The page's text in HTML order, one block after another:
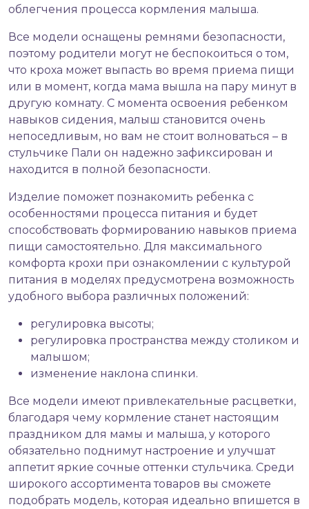
облегчения процесса кормления малыша.
Все модели оснащены ремнями безопасности,
поэтому родители могут не беспокоиться о том,
что кроха может выпасть во время приема пищи
или в момент, когда мама вышла на пару минут в
другую комнату. С момента освоения ребенком
навыков сидения, малыш становится очень
непоседливым, но вам не стоит волноваться – в
стульчике Пали он надежно зафиксирован и
находится в полной безопасности.
Изделие поможет познакомить ребенка с
особенностями процесса питания и будет
способствовать формированию навыков приема
пищи самостоятельно. Для максимального
комфорта крохи при ознакомлении с культурой
питания в моделях предусмотрена возможность
удобного выбора различных положений:
регулировка высоты;
регулировка пространства между столиком и
малышом;
изменение наклона спинки.
Все модели имеют привлекательные расцветки,
благодаря чему кормление станет настоящим
праздником для мамы и малыша, у которого
обязательно поднимут настроение и улучшат
аппетит яркие сочные оттенки стульчика. Среди
широкого ассортимента товаров вы сможете
подобрать модель, которая идеально впишется в